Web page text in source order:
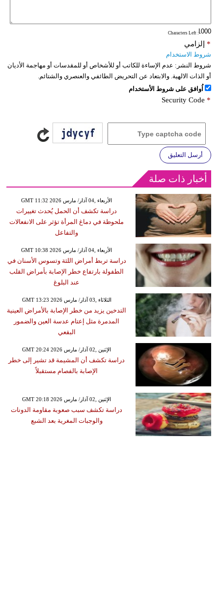
: Characters Left
إلزامي *
شروط الاستخدام
شروط النشر: عدم الإساءة للكاتب أو للأشخاص أو للمقدسات أو مهاجمة الأديان
أو الذات الالهية. والابتعاد عن التحريض الطائفي والعنصري والشتائم.
اُوافق على شروط الأستخدام
Security Code *
أرسل التعليق
أخبار ذات صلة
GMT 11:32 2026 الأربعاء ,04 آذار/ مارس
دراسة تكشف أن الحمل يُحدث تغييرات
ملحوظة في دماغ المرأة تؤثر على الانفعالات
والتفاعل
GMT 10:38 2026 الأربعاء ,04 آذار/ مارس
دراسة تربط أمراض اللثة وتسوس الأسنان في
الطفولة بارتفاع خطر الإصابة بأمراض القلب
عند البلوغ
GMT 13:23 2026 الثلاثاء ,03 آذار/ مارس
التدخين يزيد من خطر الإصابة بالأمراض العينية
المدمرة مثل إعتام عدسة العين والضمور
البقعي
GMT 20:24 2026 الإثنين ,02 آذار/ مارس
دراسة تكشف أن المشيمة قد تشير إلى خطر
الإصابة بالفصام مستقبلاً
GMT 20:18 2026 الإثنين ,02 آذار/ مارس
دراسة تكشف سبب صعوبة مقاومة الدونات
والوجبات المغرية بعد الشبع